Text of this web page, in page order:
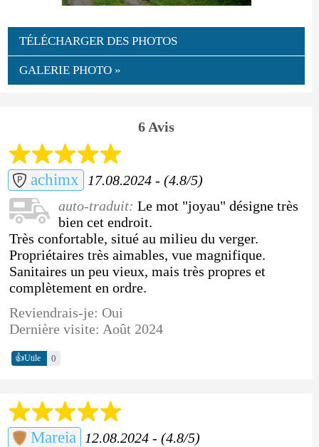
TÉLÉCHARGER DES PHOTOS
GALERIE PHOTO »
6 Avis
achimx
17.08.2024 - (4.8/5)
auto-traduit: Le mot "joyau" désigne très
bien cet endroit.
Très confortable, situé au milieu du verger.
Propriétaires très aimables, vue magnifique.
Sanitaires un peu vieux, mais très propres et
complètement en ordre.
Reviendrais-je: Oui
Dernière visite: Août 2024
👍Utile 0
Mareia
12.08.2024 - (4.8/5)